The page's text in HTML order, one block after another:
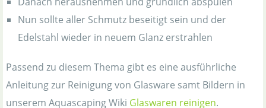
Nun sollte aller Schmutz beseitigt sein und der
Edelstahl wieder in neuem Glanz erstrahlen
Passend zu diesem Thema gibt es eine ausführliche
Anleitung zur Reinigung von Glasware samt Bildern in
unserem Aquascaping Wiki Glaswaren reinigen.